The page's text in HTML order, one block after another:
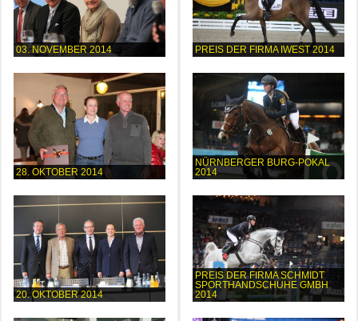
03. NOVEMBER 2014
28. OKTOBER 2014
20. OKTOBER 2014
PREIS DER FIRMA IWEST 2014
NÜRNBERGER BURG-POKAL
2014
PREIS DER FIRMA SCHMIDT
SPORTHANDSCHUHE GMBH
2014